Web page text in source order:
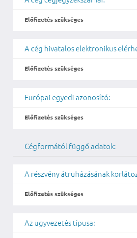
Előfizetés szükséges
A cég hivatalos elektronikus
Előfizetés szükséges
Európai egyedi azonosító:
Előfizetés szükséges
Cégformától függő adatok:
A részvény átruházásának
Előfizetés szükséges
Az ügyvezetés típusa: